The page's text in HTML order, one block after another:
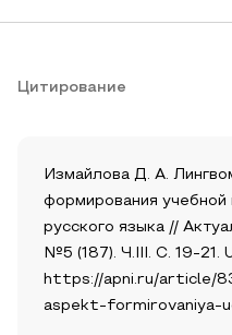
Цитирование
Измайлова Д. А.
формирования учебной
русского языка //
№5 (187). Ч.III. С. 19-21.
https://apni.ru/article/
aspekt-formirovaniya-